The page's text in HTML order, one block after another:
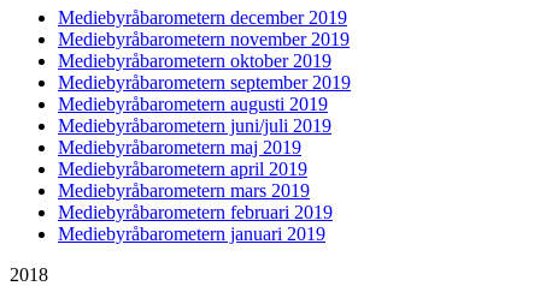
Mediebyråbarometern december 2019
Mediebyråbarometern november 2019
Mediebyråbarometern oktober 2019
Mediebyråbarometern september 2019
Mediebyråbarometern augusti 2019
Mediebyråbarometern juni/juli 2019
Mediebyråbarometern maj 2019
Mediebyråbarometern april 2019
Mediebyråbarometern mars 2019
Mediebyråbarometern februari 2019
Mediebyråbarometern januari 2019
2018